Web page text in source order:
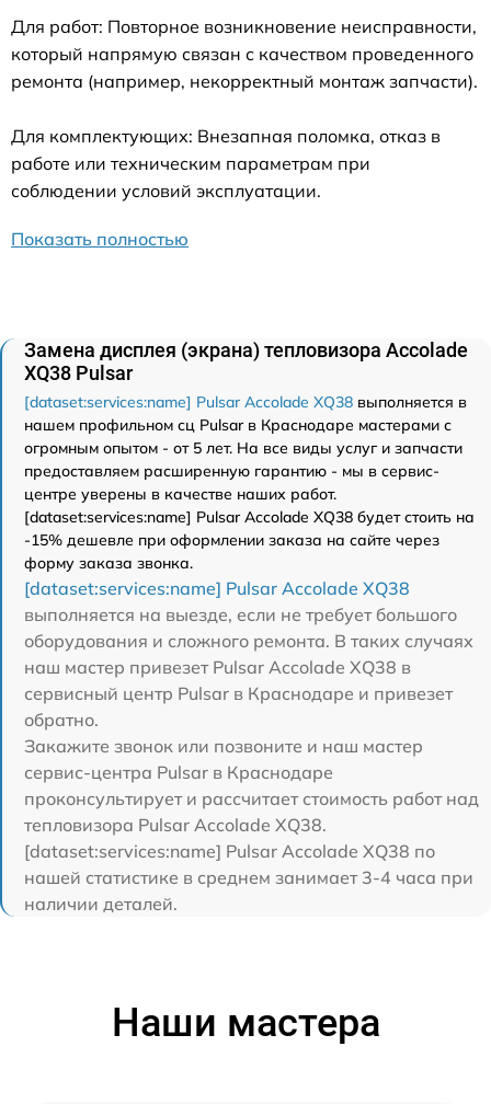
Для работ: Повторное возникновение неисправности,
который напрямую связан с качеством проведенного
ремонта (например, некорректный монтаж запчасти).
Для комплектующих: Внезапная поломка, отказ в
работе или техническим параметрам при
соблюдении условий эксплуатации.
Показать полностью
Замена дисплея (экрана) тепловизора Accolade
XQ38 Pulsar
[dataset:services:name] Pulsar Accolade XQ38 выполняется в
нашем профильном сц Pulsar в Краснодаре мастерами с
огромным опытом - от 5 лет. На все виды услуг и запчасти
предоставляем расширенную гарантию - мы в сервис-
центре уверены в качестве наших работ.
[dataset:services:name] Pulsar Accolade XQ38 будет стоить на
-15% дешевле при оформлении заказа на сайте через
форму заказа звонка.
[dataset:services:name] Pulsar Accolade XQ38
выполняется на выезде, если не требует большого
оборудования и сложного ремонта. В таких случаях
наш мастер привезет Pulsar Accolade XQ38 в
сервисный центр Pulsar в Краснодаре и привезет
обратно.
Закажите звонок или позвоните и наш мастер
сервис-центра Pulsar в Краснодаре
проконсультирует и рассчитает стоимость работ над
тепловизора Pulsar Accolade XQ38.
[dataset:services:name] Pulsar Accolade XQ38 по
нашей статистике в среднем занимает 3-4 часа при
наличии деталей.
Наши мастера